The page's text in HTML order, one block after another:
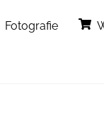
Fotografie
To